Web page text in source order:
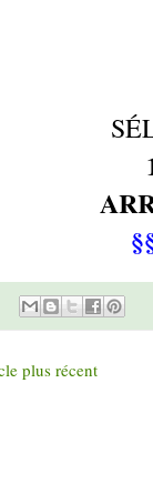
plus récent